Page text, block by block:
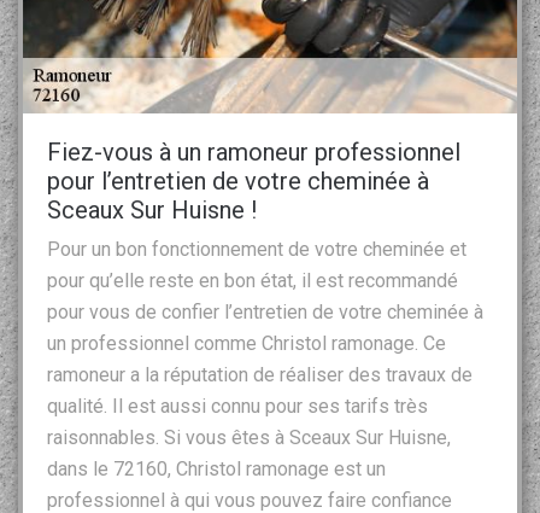
Fiez-vous à un ramoneur professionnel
pour l’entretien de votre cheminée à
Sceaux Sur Huisne !
Pour un bon fonctionnement de votre cheminée et
pour qu’elle reste en bon état, il est recommandé
pour vous de confier l’entretien de votre cheminée à
un professionnel comme Christol ramonage. Ce
ramoneur a la réputation de réaliser des travaux de
qualité. Il est aussi connu pour ses tarifs très
raisonnables. Si vous êtes à Sceaux Sur Huisne,
dans le 72160, Christol ramonage est un
professionnel à qui vous pouvez faire confiance